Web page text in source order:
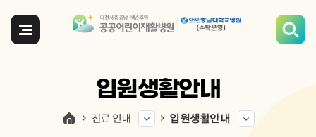
전체메뉴
입원생활안내
진료 안내 입원생활안내